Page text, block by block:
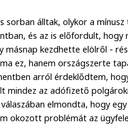
sorban álltak, olykor a
és az is előfordult,
másnap kezdhette elölről -
ez, hanem országszerte
arról érdeklődtem,
mindez az adófizető
elmondta, hogy
okozott problémát az